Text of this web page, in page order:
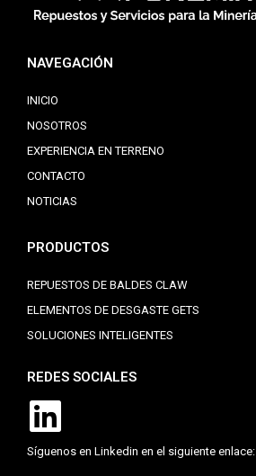
NAVEGACIÓN
INICIO
NOSOTROS
EXPERIENCIA EN TERRENO
CONTACTO
NOTICIAS
PRODUCTOS
REPUESTOS DE BALDES CLAW
ELEMENTOS DE DESGASTE GETS
SOLUCIONES INTELIGENTES
REDES SOCIALES
Síguenos en Linkedin en el siguiente enlace: